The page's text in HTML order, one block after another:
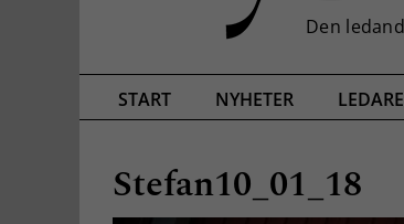
START NYHETER LEDARE
Stefan10_01_18